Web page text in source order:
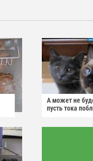
А может не
пусть тока